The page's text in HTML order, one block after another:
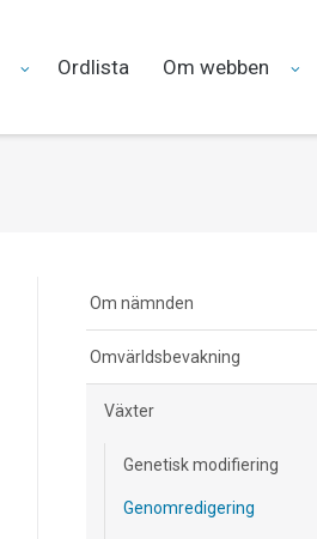
Ordlista Om webben
Om nämnden
Omvärldsbevakning
Växter
Genetisk modifiering
Genomredigering